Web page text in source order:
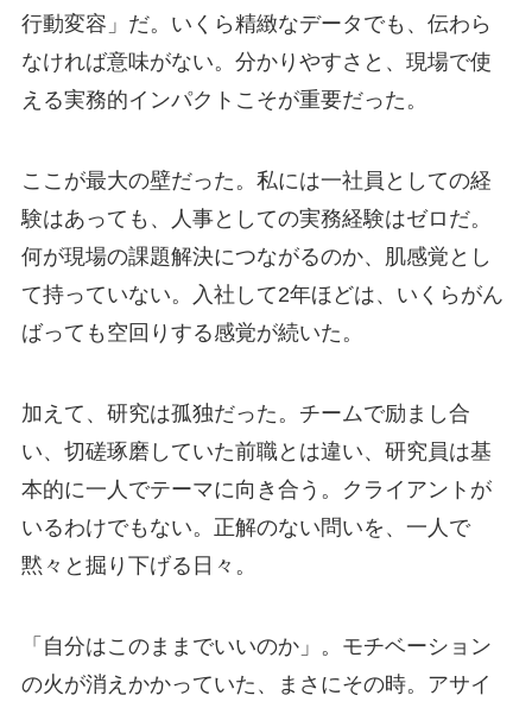
行動変容」だ。いくら精緻なデータでも、伝わら
なければ意味がない。分かりやすさと、現場で使
える実務的インパクトこそが重要だった。
ここが最大の壁だった。私には一社員としての経
験はあっても、人事としての実務経験はゼロだ。
何が現場の課題解決につながるのか、肌感覚とし
て持っていない。入社して2年ほどは、いくらがん
ばっても空回りする感覚が続いた。
加えて、研究は孤独だった。チームで励まし合
い、切磋琢磨していた前職とは違い、研究員は基
本的に一人でテーマに向き合う。クライアントが
いるわけでもない。正解のない問いを、一人で
黙々と掘り下げる日々。
「自分はこのままでいいのか」。モチベーション
の火が消えかかっていた、まさにその時。アサイ